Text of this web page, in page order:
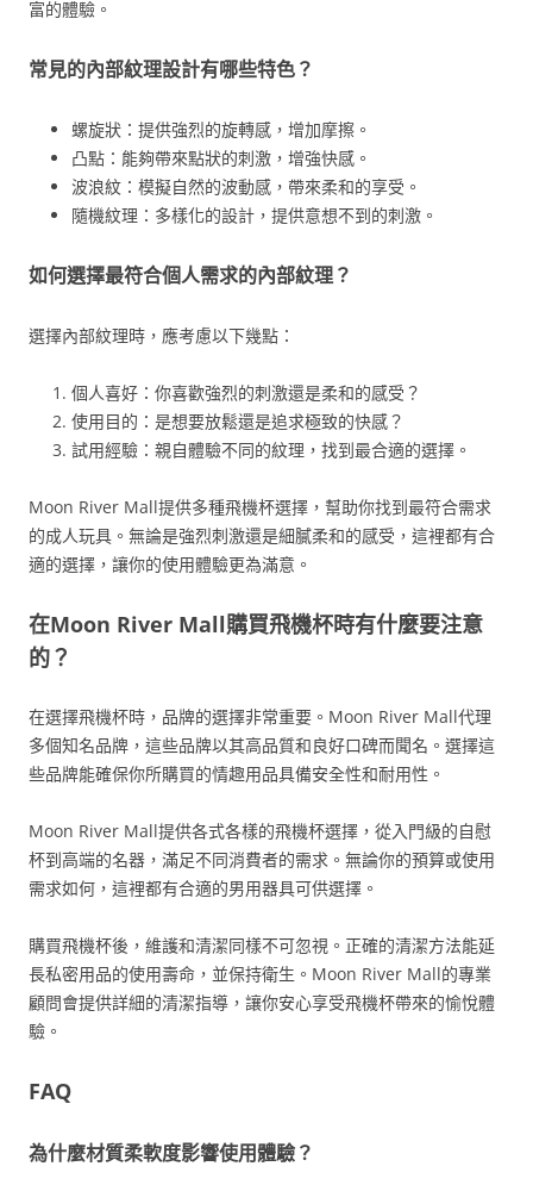
富的體驗。
常見的內部紋理設計有哪些特色？
螺旋狀：提供強烈的旋轉感，增加摩擦。
凸點：能夠帶來點狀的刺激，增強快感。
波浪紋：模擬自然的波動感，帶來柔和的享受。
隨機紋理：多樣化的設計，提供意想不到的刺激。
如何選擇最符合個人需求的內部紋理？
選擇內部紋理時，應考慮以下幾點：
個人喜好：你喜歡強烈的刺激還是柔和的感受？
使用目的：是想要放鬆還是追求極致的快感？
試用經驗：親自體驗不同的紋理，找到最合適的選擇。
Moon River Mall提供多種飛機杯選擇，幫助你找到最符合需求
的成人玩具。無論是強烈刺激還是細膩柔和的感受，這裡都有合
適的選擇，讓你的使用體驗更為滿意。
在Moon River Mall購買飛機杯時有什麼要注意
的？
在選擇飛機杯時，品牌的選擇非常重要。Moon River Mall代理
多個知名品牌，這些品牌以其高品質和良好口碑而聞名。選擇這
些品牌能確保你所購買的情趣用品具備安全性和耐用性。
Moon River Mall提供各式各樣的飛機杯選擇，從入門級的自慰
杯到高端的名器，滿足不同消費者的需求。無論你的預算或使用
需求如何，這裡都有合適的男用器具可供選擇。
購買飛機杯後，維護和清潔同樣不可忽視。正確的清潔方法能延
長私密用品的使用壽命，並保持衛生。Moon River Mall的專業
顧問會提供詳細的清潔指導，讓你安心享受飛機杯帶來的愉悅體
驗。
FAQ
為什麼材質柔軟度影響使用體驗？